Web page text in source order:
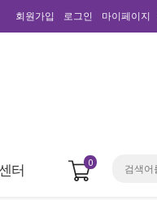
회원가입 로그인 마이페이지
터 0